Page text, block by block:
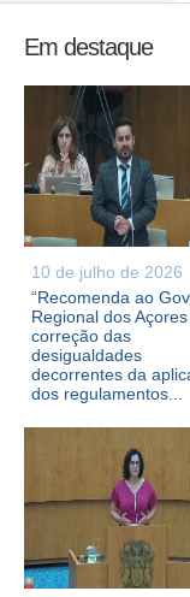
Em destaque
10 de julho de 2026
“Recomenda ao
Regional dos Açores
correção das
desigualdades
decorrentes da
dos regulamentos...